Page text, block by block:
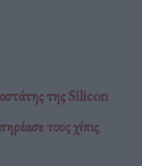
της Silicon
τους χίπις